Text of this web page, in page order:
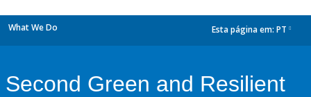
What We Do Esta página em: PT
Second Green and Resilient